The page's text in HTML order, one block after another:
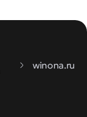
winona.ru